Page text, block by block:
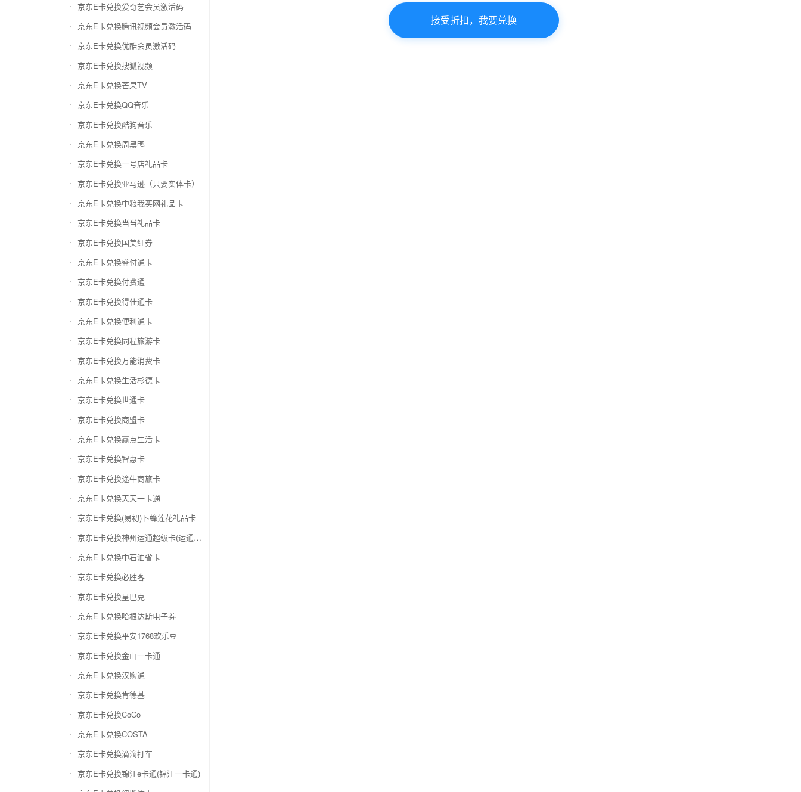
京东E卡兑换爱奇艺会员激活码
京东E卡兑换腾讯视频会员激活码
京东E卡兑换优酷会员激活码
京东E卡兑换搜狐视频
京东E卡兑换芒果TV
京东E卡兑换QQ音乐
京东E卡兑换酷狗音乐
京东E卡兑换周黑鸭
京东E卡兑换一号店礼品卡
京东E卡兑换亚马逊（只要实体卡）
京东E卡兑换中粮我买网礼品卡
京东E卡兑换当当礼品卡
京东E卡兑换国美红券
京东E卡兑换盛付通卡
京东E卡兑换付费通
京东E卡兑换得仕通卡
京东E卡兑换便利通卡
京东E卡兑换同程旅游卡
京东E卡兑换万能消费卡
京东E卡兑换生活杉德卡
京东E卡兑换世通卡
京东E卡兑换商盟卡
京东E卡兑换赢点生活卡
京东E卡兑换智惠卡
京东E卡兑换途牛商旅卡
京东E卡兑换天天一卡通
京东E卡兑换(易初)卜蜂莲花礼品卡
京东E卡兑换神州运通超级卡(运通网购卡)
京东E卡兑换中石油省卡
京东E卡兑换必胜客
京东E卡兑换星巴克
京东E卡兑换哈根达斯电子券
京东E卡兑换平安1768欢乐豆
京东E卡兑换金山一卡通
京东E卡兑换汉购通
京东E卡兑换肯德基
京东E卡兑换CoCo
京东E卡兑换COSTA
京东E卡兑换滴滴打车
京东E卡兑换锦江e卡通(锦江一卡通)
接受折扣，我要兑换